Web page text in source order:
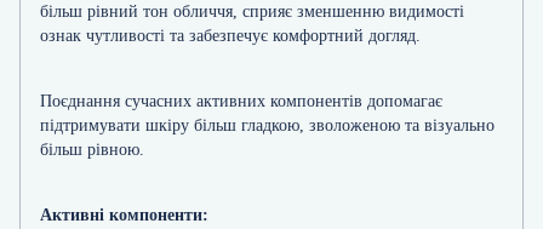
більш рівний тон обличчя, сприяє зменшенню видимості
ознак чутливості та забезпечує комфортний догляд.
Поєднання сучасних активних компонентів допомагає
підтримувати шкіру більш гладкою, зволоженою та візуально
більш рівною.
Активні компоненти: